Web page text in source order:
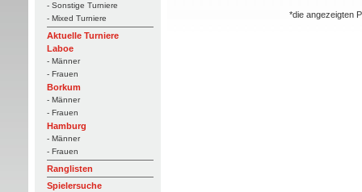
- Sonstige Turniere
- Mixed Turniere
Aktuelle Turniere
Laboe
- Männer
- Frauen
Borkum
- Männer
- Frauen
Hamburg
- Männer
- Frauen
Ranglisten
Spielersuche
*die angezeigten